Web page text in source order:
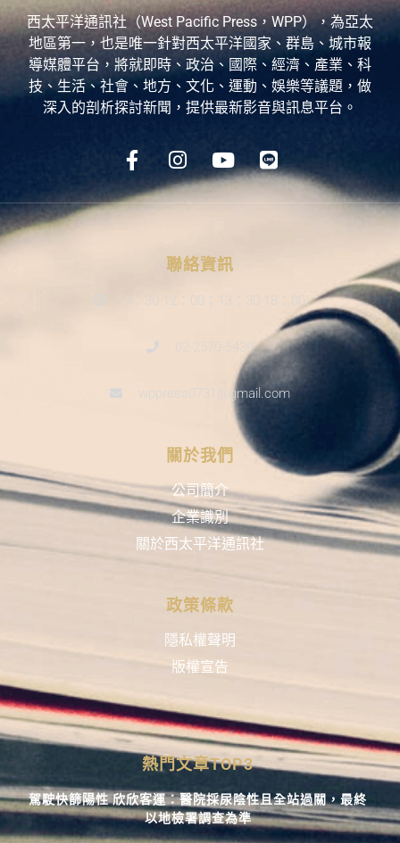
西太平洋通訊社（West Pacific Press，WPP），為亞太
地區第一，也是唯一針對西太平洋國家、群島、城市報
導媒體平台，將就即時、政治、國際、經濟、產業、科
技、生活、社會、地方、文化、運動、娛樂等議題，做
深入的剖析探討新聞，提供最新影音與訊息平台。
聯絡資訊
9：30-12：00；13：30-18：00
02-2570-5439
wppress0731@gmail.com
關於我們
公司簡介
企業識別
關於西太平洋通訊社
政策條款
隱私權聲明
版權宣告
熱門文章TOP3
駕駛快篩陽性 欣欣客運：醫院採尿陰性且全站過關，最終
以地檢署調查為準